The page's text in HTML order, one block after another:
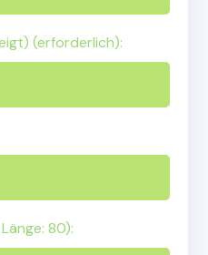
(erforderlich):
80):